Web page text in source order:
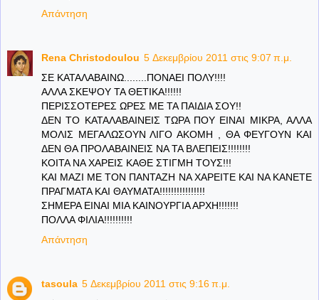
Απάντηση
Rena Christodoulou 5 Δεκεμβρίου 2011 στις 9:07 π.μ.
ΣΕ ΚΑΤΑΛΑΒΑΙΝΩ........ΠΟΝΑΕΙ ΠΟΛΥ!!!!
ΑΛΛΑ ΣΚΕΨΟΥ ΤΑ ΘΕΤΙΚΑ!!!!!!
ΠΕΡΙΣΣΟΤΕΡΕΣ ΩΡΕΣ ΜΕ ΤΑ ΠΑΙΔΙΑ ΣΟΥ!!
ΔΕΝ ΤΟ ΚΑΤΑΛΑΒΑΙΝΕΙΣ ΤΩΡΑ ΠΟΥ ΕΙΝΑΙ ΜΙΚΡΑ, ΑΛΛΑ
ΜΟΛΙΣ ΜΕΓΑΛΩΣΟΥΝ ΛΙΓΟ ΑΚΟΜΗ , ΘΑ ΦΕΥΓΟΥΝ ΚΑΙ
ΔΕΝ ΘΑ ΠΡΟΛΑΒΑΙΝΕΙΣ ΝΑ ΤΑ ΒΛΕΠΕΙΣ!!!!!!!!
ΚΟΙΤΑ ΝΑ ΧΑΡΕΙΣ ΚΑΘΕ ΣΤΙΓΜΗ ΤΟΥΣ!!!
ΚΑΙ ΜΑΖΙ ΜΕ ΤΟΝ ΠΑΝΤΑΖΗ ΝΑ ΧΑΡΕΙΤΕ ΚΑΙ ΝΑ ΚΑΝΕΤΕ
ΠΡΑΓΜΑΤΑ ΚΑΙ ΘΑΥΜΑΤΑ!!!!!!!!!!!!!!!!
ΣΗΜΕΡΑ ΕΙΝΑΙ ΜΙΑ ΚΑΙΝΟΥΡΓΙΑ ΑΡΧΗ!!!!!!!
ΠΟΛΛΑ ΦΙΛΙΑ!!!!!!!!!!
Απάντηση
tasoula 5 Δεκεμβρίου 2011 στις 9:16 π.μ.